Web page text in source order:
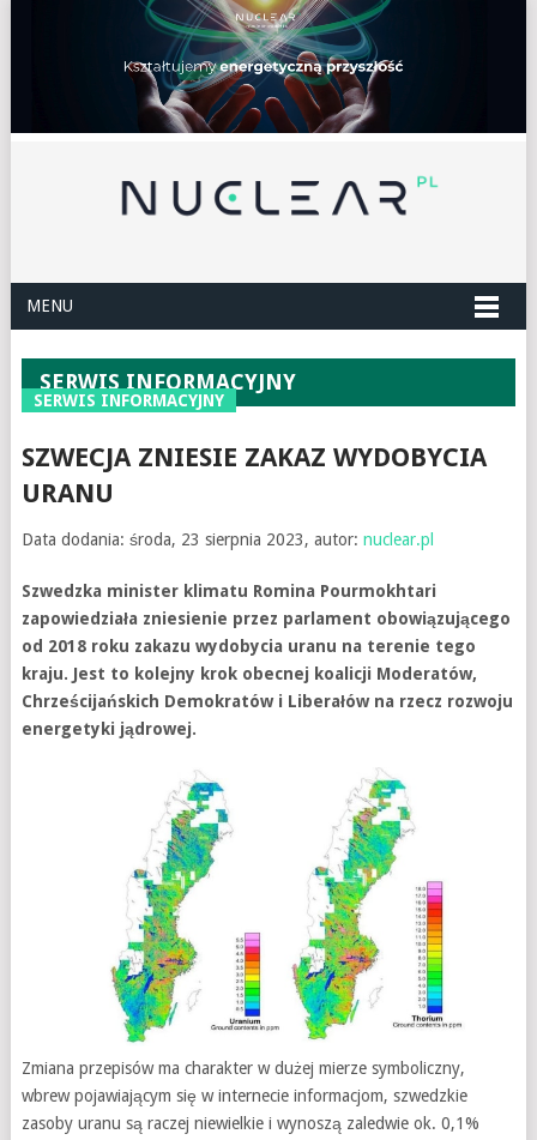
MENU
SERWIS INFORMACYJNY
SZWECJA ZNIESIE ZAKAZ WYDOBYCIA
URANU
Data dodania: środa, 23 sierpnia 2023, autor: nuclear.pl
Szwedzka minister klimatu Romina Pourmokhtari
zapowiedziała zniesienie przez parlament obowiązującego
od 2018 roku zakazu wydobycia uranu na terenie tego
kraju. Jest to kolejny krok obecnej koalicji Moderatów,
Chrześcijańskich Demokratów i Liberałów na rzecz rozwoju
energetyki jądrowej.
Zmiana przepisów ma charakter w dużej mierze symboliczny,
wbrew pojawiającym się w internecie informacjom, szwedzkie
zasoby uranu są raczej niewielkie i wynoszą zaledwie ok. 0,1%
SERWIS INFORMACYJNY